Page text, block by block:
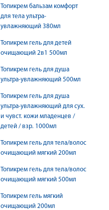
Топикрем бальзам комфорт
для тела ультра-
увлажняющий 380мл
Топикрем гель для детей
очищающий 2в1 500мл
Топикрем гель для душа
ультра-увлажняющий 500мл
Топикрем гель для душа
ультра-увлажняющий для сух.
и чувст. кожи младенцев /
детей / взр. 1000мл
Топикрем гель для тела/волос
очищающий мягкий 200мл
Топикрем гель для тела/волос
очищающий мягкий 500мл
Топикрем гель мягкий
очищающий 200мл